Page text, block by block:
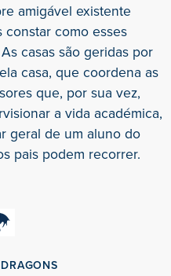
amigável existente
como esses
casas são geridas por
casa, que coordena as
que, por sua vez,
a vida académica,
geral de um aluno do
pais podem recorrer.